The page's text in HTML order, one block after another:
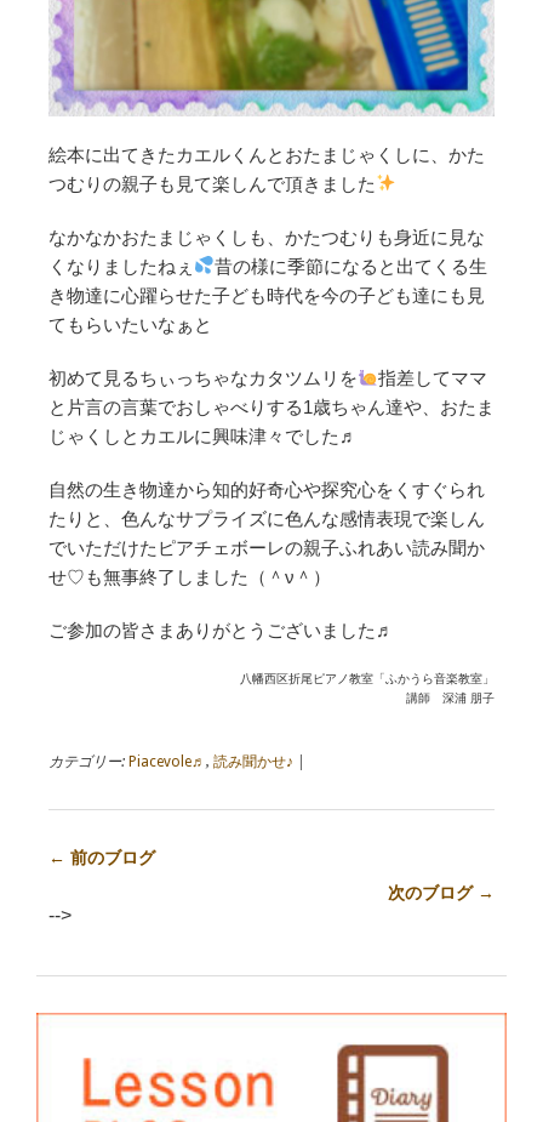
絵本に出てきたカエルくんとおたまじゃくしに、かた
つむりの親子も見て楽しんで頂きました
なかなかおたまじゃくしも、かたつむりも身近に見な
くなりましたねぇ
昔の様に季節になると出てくる生
き物達に心躍らせた子ども時代を今の子ども達にも見
てもらいたいなぁと
初めて見るちぃっちゃなカタツムリを
指差してママ
と片言の言葉でおしゃべりする1歳ちゃん達や、おたま
じゃくしとカエルに興味津々でした♬
自然の生き物達から知的好奇心や探究心をくすぐられ
たりと、色んなサプライズに色んな感情表現で楽しん
でいただけたピアチェボーレの親子ふれあい読み聞か
せ♡も無事終了しました（＾ν＾）
ご参加の皆さまありがとうございました♬
八幡西区折尾ピアノ教室「ふかうら音楽教室」
講師 深浦 朋子
カテゴリー: Piacevole♬ , 読み聞かせ♪
← 前のブログ
次のブログ →
-->